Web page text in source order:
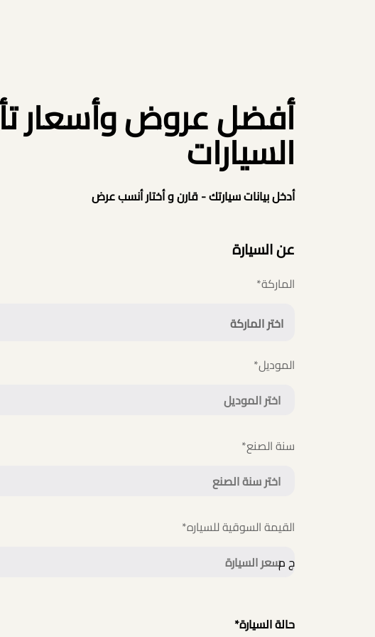
أفضل عروض وأسعار
السيارات
أدخل بيانات سيارتك - قارن و أختار أنسب عرض
عن السيارة
الماركة*
اختر الماركة
الموديل*
سنة الصنع*
القيمة السوقية للسياره*
ج م
حالة السيارة*